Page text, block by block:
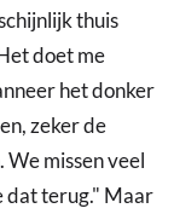
thuis
doet me
het donker
zeker de
missen veel
dat terug." Maar